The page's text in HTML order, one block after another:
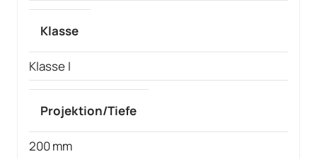
Klasse
Klasse I
Projektion/Tiefe
200 mm